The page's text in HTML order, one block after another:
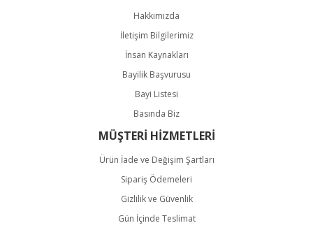
Hakkımızda
İletişim Bilgilerimiz
İnsan Kaynakları
Bayilik Başvurusu
Bayi Listesi
Basında Biz
MÜŞTERİ HİZMETLERİ
Ürün İade ve Değişim Şartları
Sipariş Ödemeleri
Gizlilik ve Güvenlik
Gün İçinde Teslimat